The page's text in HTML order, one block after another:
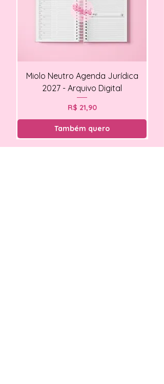
Miolo Neutro Agenda Jurídica
2027 - Arquivo Digital
Preço
R$ 21,90
Também quero